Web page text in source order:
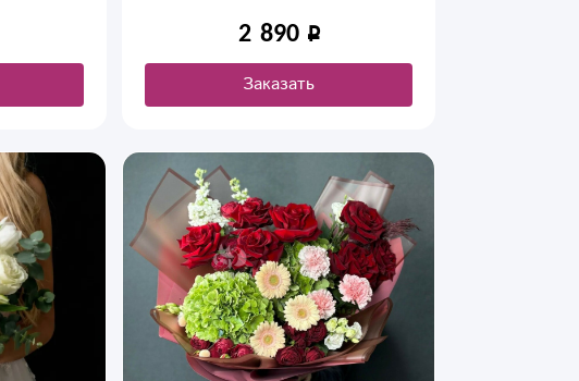
букет станет воплощением вашей
2 890
Заказать